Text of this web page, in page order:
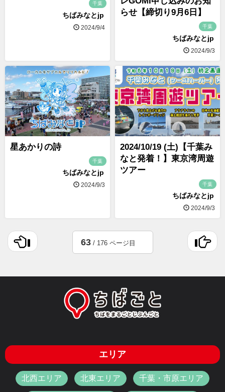
千葉
ちばみなとjp
2024/9/4
らせ【締切り9月6日】
千葉
ちばみなとjp
2024/9/3
星あかりの詩
千葉
ちばみなとjp
2024/9/3
2024/10/19 (土)【千葉み
なと発着！】東京湾周遊
ツアー
千葉
ちばみなとjp
2024/9/3
63/ 176 ページ目
エリア
北西エリア 北東エリア 千葉・市原エリア